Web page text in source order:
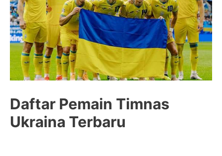
Daftar Pemain Timnas
Ukraina Terbaru